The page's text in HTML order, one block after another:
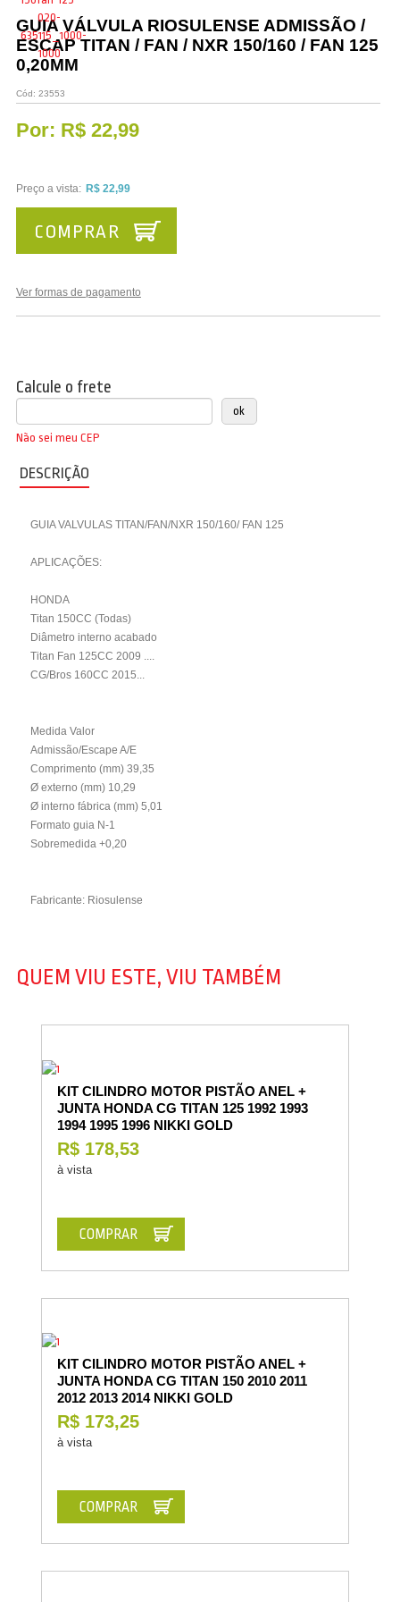
Vestuário
Promoções
GUIA VÁLVULA RIOSULENSE ADMISSÃO /
ESCAP TITAN / FAN / NXR 150/160 / FAN 125
0,20MM
Cód: 23553
Por: R$ 22,99
Preço a vista: R$ 22,99
Ver formas de pagamento
COMPRAR
Calcule o frete
Não sei meu CEP
DESCRIÇÃO
GUIA VALVULAS TITAN/FAN/NXR 150/160/ FAN 125
APLICAÇÕES:
HONDA
Titan 150CC (Todas)
Diâmetro interno acabado
Titan Fan 125CC 2009 ....
CG/Bros 160CC 2015...
Medida Valor
Admissão/Escape A/E
Comprimento (mm) 39,35
Ø externo (mm) 10,29
Ø interno fábrica (mm) 5,01
Formato guia N-1
Sobremedida +0,20
Fabricante: Riosulense
QUEM VIU ESTE, VIU TAMBÉM
KIT CILINDRO MOTOR PISTÃO ANEL +
JUNTA HONDA CG TITAN 125 1992 1993
1994 1995 1996 NIKKI GOLD
R$ 178,53
à vista
COMPRAR
KIT CILINDRO MOTOR PISTÃO ANEL +
JUNTA HONDA CG TITAN 150 2010 2011
2012 2013 2014 NIKKI GOLD
R$ 173,25
à vista
COMPRAR